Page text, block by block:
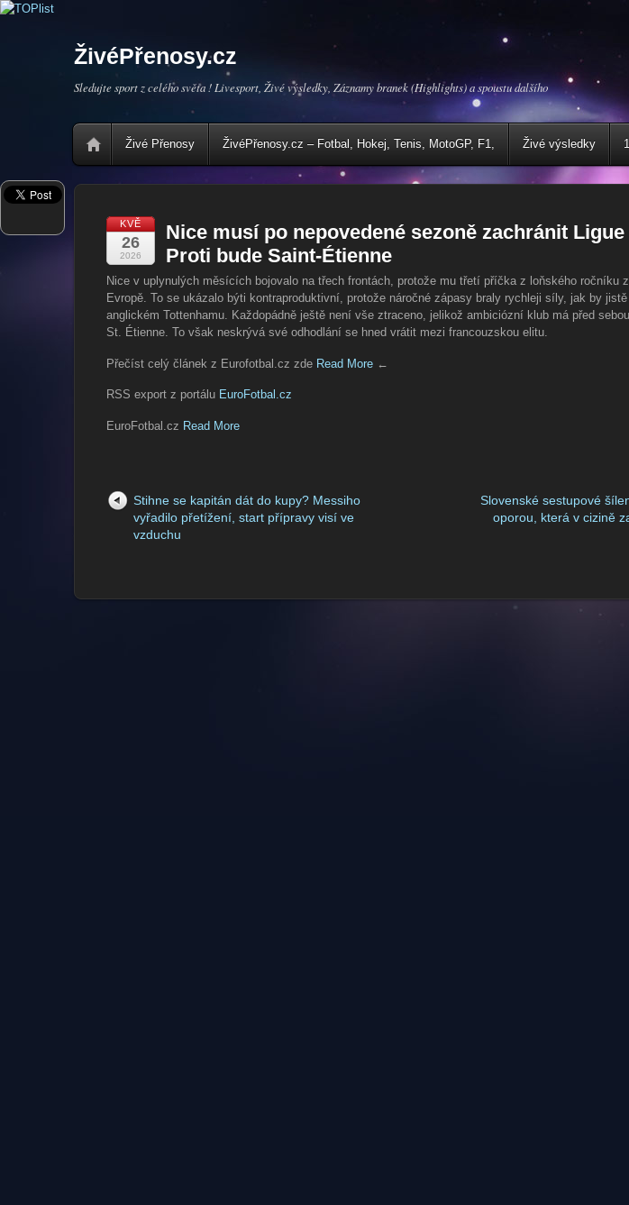
ŽivéPřenosy.cz
Sledujte sport z celého světa ! Livesport, Živé výsledky, Záznamy branek (Highlights) a spoustu dalšího
Živé Přenosy ŽivéPřenosy.cz – Fotbal, Hokej, Tenis, MotoGP, F1, Živé výsledky
KVĚ
26
2026
Nice musí po nepovedené sezoně zachránit Ligue
Proti bude Saint-Étienne
Nice v uplynulých měsících bojovalo na třech frontách, protože mu třetí příčka z loňského ročníku
Evropě. To se ukázalo býti kontraproduktivní, protože náročné zápasy braly rychleji síly, jak by
anglickém Tottenhamu. Každopádně ještě není vše ztraceno, jelikož ambiciózní klub má před
St. Étienne. To však neskrývá své odhodlání se hned vrátit mezi francouzskou elitu.
Přečíst celý článek z Eurofotbal.cz zde Read More ←
RSS export z portálu EuroFotbal.cz
EuroFotbal.cz Read More
Stihne se kapitán dát do kupy? Messiho
vyřadilo přetížení, start přípravy visí ve
vzduchu
Slovenské sestupové
oporou, která v cizině